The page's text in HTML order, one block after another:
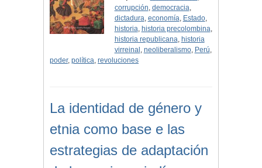
corrupción, democracia,
dictadura, economía, Estado,
historia, historia precolombina,
historia republicana, historia
virreinal , neoliberalismo, Perú,
poder, política, revoluciones
La identidad de género y
etnia como base e las
estrategias de adaptación